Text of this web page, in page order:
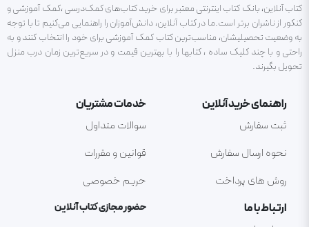
کتاب آنلاین، بانک کتاب اینترنتی معتبر برای خرید کتاب‌های کمک‌درسی ،کمک آموزشی و
کنکور از ناشران برتر است.ما در کتاب آنلاین، دانش‌آموزان را راهنمایی می‌کنیم تا با توجه
به وضعیت تحصیلیشان، مناسب‌ترین کتاب کمک آموزشی برای خود را انتخاب کنند و به
راحتی و با چند کلیک ساده ، کتابها را با بهترین قیمت و در سریع‌ترین زمان درب منزل
تحویل بگیرند.
راهنمای خرید آنلاین
ثبت سفارش
نحوه ارسال سفارش
روش های پرداخت
خدمات مشتریان
سوالات متداول
قوانین و مقررات
حریم خصوصی
ارتباط با ما
حضور مجازی کتاب آنلاین